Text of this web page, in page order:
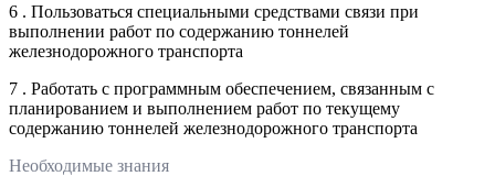
6 . Пользоваться специальными средствами связи при
выполнении работ по содержанию тоннелей
железнодорожного транспорта
7 . Работать с программным обеспечением, связанным с
планированием и выполнением работ по текущему
содержанию тоннелей железнодорожного транспорта
Необходимые знания